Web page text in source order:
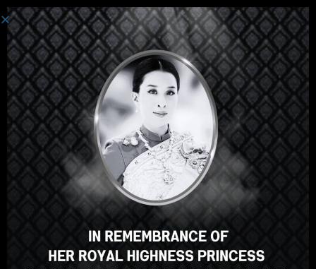
로그인
안녕하세요, 훌륭한 강의죠, 맞
나요? 이 강의가 마음에 드시나
요?
강의 등록
Select your language